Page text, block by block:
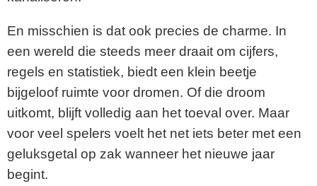
En misschien is dat ook precies de charme. In
een wereld die steeds meer draait om cijfers,
regels en statistiek, biedt een klein beetje
bijgeloof ruimte voor dromen. Of die droom
uitkomt, blijft volledig aan het toeval over. Maar
voor veel spelers voelt het net iets beter met een
geluksgetal op zak wanneer het nieuwe jaar
begint.